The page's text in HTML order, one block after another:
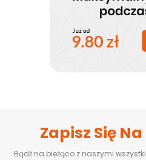
Zapisz Się
Bądź na bieżąco z naszymi